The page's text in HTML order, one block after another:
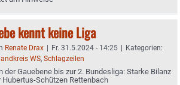
kennt keine Liga
Renate Drax | Fr. 31.5.2024 - 14:25 | Kategorien:
WS, Schlagzeilen
der Gauebene bis zur 2. Bundesliga: Starke Bilanz
Hubertus-Schützen Rettenbach